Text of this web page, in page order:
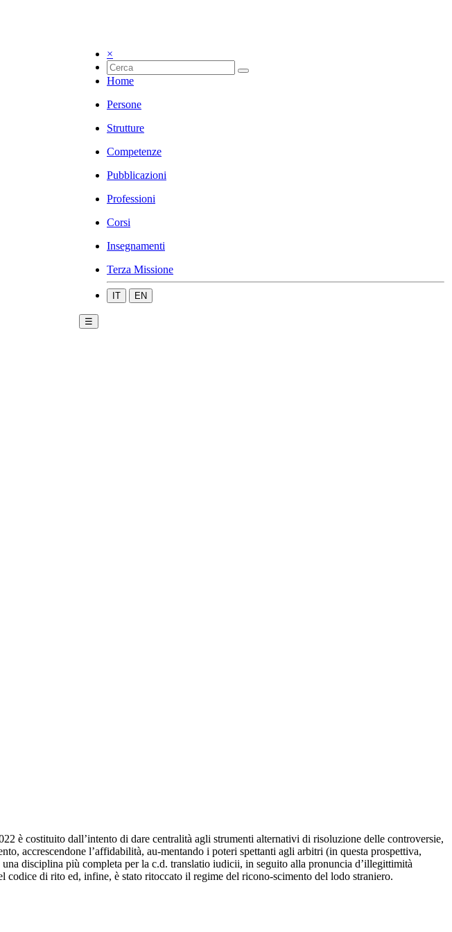
×
Home
Persone
Strutture
Competenze
Pubblicazioni
Professioni
Corsi
Insegnamenti
Terza Missione
IT EN
☰
è costituito dall’intento di dare centralità agli strumenti alternativi di risoluzione delle controversie,
accrescendone l’affidabilità, au-mentando i poteri spettanti agli arbitri (in questa prospettiva,
disciplina più completa per la c.d. translatio iudicii, in seguito alla pronuncia d’illegittimità
codice di rito ed, infine, è stato ritoccato il regime del ricono-scimento del lodo straniero.